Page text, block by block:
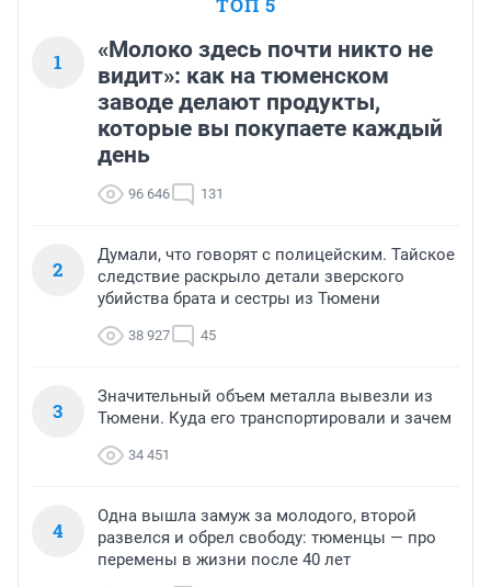
1
«Молоко здесь почти никто не
видит»: как на тюменском
заводе делают продукты,
которые вы покупаете каждый
день
96 646 131
2
Думали, что говорят с полицейским. Тайское
следствие раскрыло детали зверского
убийства брата и сестры из Тюмени
38 927 45
3
Значительный объем металла вывезли из
Тюмени. Куда его транспортировали и зачем
34 451
4
Одна вышла замуж за молодого, второй
развелся и обрел свободу: тюменцы — про
перемены в жизни после 40 лет